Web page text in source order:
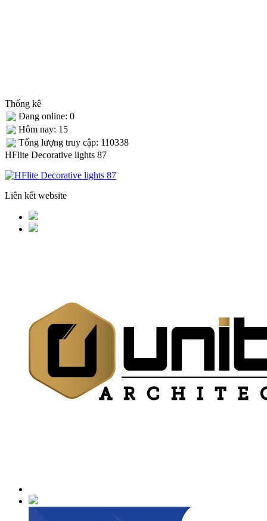
Thống kê
Đang online: 0
Hôm nay: 15
Tống lượng truy cập: 110338
HFlite Decorative lights 87
Liên kết website